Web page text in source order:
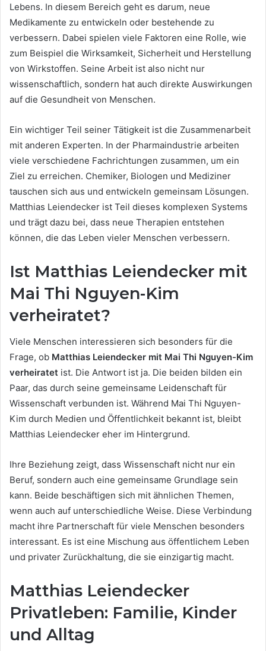
Lebens. In diesem Bereich geht es darum, neue
Medikamente zu entwickeln oder bestehende zu
verbessern. Dabei spielen viele Faktoren eine Rolle, wie
zum Beispiel die Wirksamkeit, Sicherheit und Herstellung
von Wirkstoffen. Seine Arbeit ist also nicht nur
wissenschaftlich, sondern hat auch direkte Auswirkungen
auf die Gesundheit von Menschen.
Ein wichtiger Teil seiner Tätigkeit ist die Zusammenarbeit
mit anderen Experten. In der Pharmaindustrie arbeiten
viele verschiedene Fachrichtungen zusammen, um ein
Ziel zu erreichen. Chemiker, Biologen und Mediziner
tauschen sich aus und entwickeln gemeinsam Lösungen.
Matthias Leiendecker ist Teil dieses komplexen Systems
und trägt dazu bei, dass neue Therapien entstehen
können, die das Leben vieler Menschen verbessern.
Ist Matthias Leiendecker mit
Mai Thi Nguyen-Kim
verheiratet?
Viele Menschen interessieren sich besonders für die
Frage, ob Matthias Leiendecker mit Mai Thi Nguyen-Kim
verheiratet ist. Die Antwort ist ja. Die beiden bilden ein
Paar, das durch seine gemeinsame Leidenschaft für
Wissenschaft verbunden ist. Während Mai Thi Nguyen-
Kim durch Medien und Öffentlichkeit bekannt ist, bleibt
Matthias Leiendecker eher im Hintergrund.
Ihre Beziehung zeigt, dass Wissenschaft nicht nur ein
Beruf, sondern auch eine gemeinsame Grundlage sein
kann. Beide beschäftigen sich mit ähnlichen Themen,
wenn auch auf unterschiedliche Weise. Diese Verbindung
macht ihre Partnerschaft für viele Menschen besonders
interessant. Es ist eine Mischung aus öffentlichem Leben
und privater Zurückhaltung, die sie einzigartig macht.
Matthias Leiendecker
Privatleben: Familie, Kinder
und Alltag